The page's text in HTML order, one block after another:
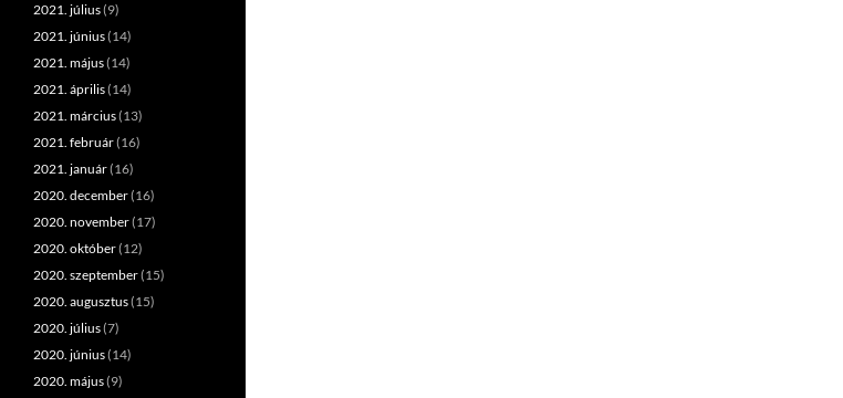
2021. július(9)
2021. június(14)
2021. május(14)
2021. április(14)
2021. március(13)
2021. február(16)
2021. január(16)
2020. december(16)
2020. november(17)
2020. október(12)
2020. szeptember(15)
2020. augusztus(15)
2020. július(7)
2020. június(14)
2020. május(9)